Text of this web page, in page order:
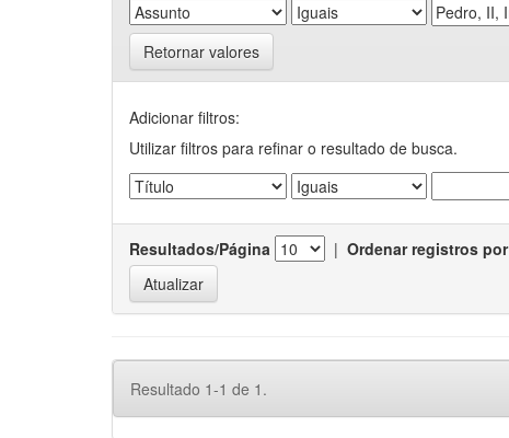
Retornar valores
Adicionar filtros:
Utilizar filtros para refinar o resultado de busca.
Resultados/Página | Ordenar registros por
Resultado 1-1 de 1.